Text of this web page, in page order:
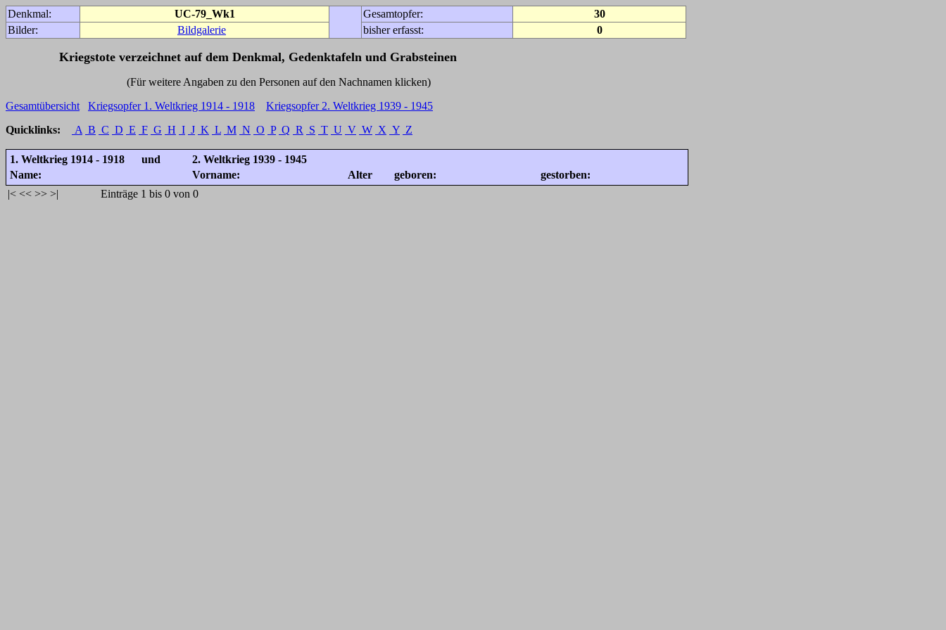
Denkmal: UC-79_Wk1 Gesamtopfer:
30
Bilder:
Bildgalerie bisher erfasst: 0
Kriegstote verzeichnet auf dem Denkmal, Gedenktafeln und Grabsteinen
(Für weitere Angaben zu den Personen auf den Nachnamen klicken)
Gesamtübersicht
Kriegsopfer 1. Weltkrieg 1914 - 1918
Kriegsopfer 2. Weltkrieg 1939 - 1945
Quicklinks:
A B C D E F G H I J K L M N O P Q R S T U V W X Y Z
1. Weltkrieg 1914 - 1918 und
2. Weltkrieg 1939 - 1945
Name:
Vorname: Alter geboren:
gestorben:
|< << >> >| Einträge 1 bis 0 von 0